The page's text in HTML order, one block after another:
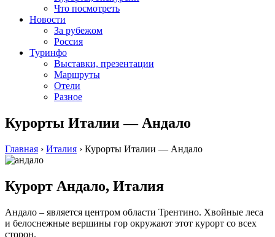
Что посмотреть
Новости
За рубежом
Россия
Туринфо
Выставки, презентации
Маршруты
Отели
Разное
Курорты Италии — Андало
Главная › Италия › Курорты Италии — Андало
Курорт Андало, Италия
Андало – является центром области Трентино. Хвойные леса
и белоснежные вершины гор окружают этот курорт со всех
сторон.